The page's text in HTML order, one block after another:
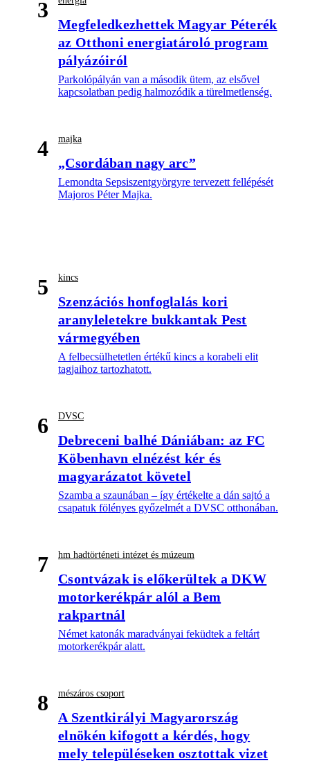
3
Megfeledkezhettek Magyar Péterék
az Otthoni energiatároló program
pályázóiról
Parkolópályán van a második ütem, az elsővel
kapcsolatban pedig halmozódik a türelmetlenség.
4 majka
„Csordában nagy arc”
Lemondta Sepsiszentgyörgyre tervezett fellépését
Majoros Péter Majka.
5 kincs
Szenzációs honfoglalás kori
aranyleletekre bukkantak Pest
vármegyében
A felbecsülhetetlen értékű kincs a korabeli elit
tagjaihoz tartozhatott.
6 DVSC
Debreceni balhé Dániában: az FC
Köbenhavn elnézést kér és
magyarázatot követel
Szamba a szaunában – így értékelte a dán sajtó a
csapatuk fölényes győzelmét a DVSC otthonában.
7 hm hadtörténeti intézet és múzeum
Csontvázak is előkerültek a DKW
motorkerékpár alól a Bem
rakpartnál
Német katonák maradványai feküdtek a feltárt
motorkerékpár alatt.
8 mészáros csoport
A Szentkirályi Magyarország
elnökén kifogott a kérdés, hogy
mely településeken osztottak vizet